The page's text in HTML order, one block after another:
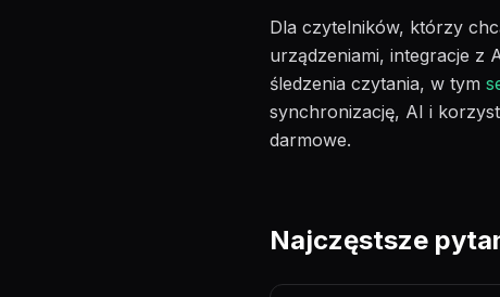
Dla czytelników, którzy
urządzeniami, integracje z
śledzenia czytania, w tym
synchronizację, AI i
darmowe.
Najczęstsze